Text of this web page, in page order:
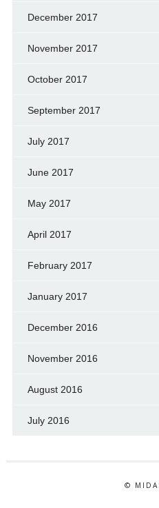
December 2017
November 2017
October 2017
September 2017
July 2017
June 2017
May 2017
April 2017
February 2017
January 2017
December 2016
November 2016
August 2016
July 2016
©